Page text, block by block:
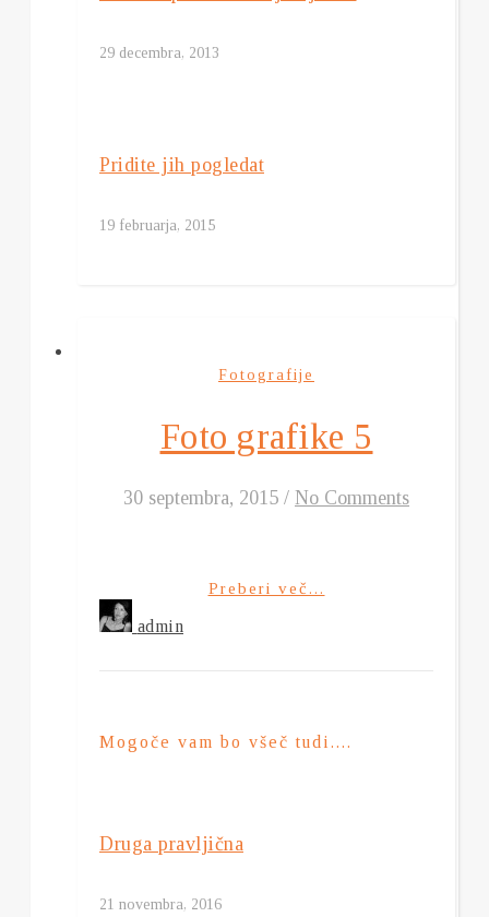
29 decembra, 2013
Pridite jih pogledat
19 februarja, 2015
Fotografije
Foto grafike 5
30 septembra, 2015 / No Comments
Preberi več...
admin
Mogoče vam bo všeč tudi....
Druga pravljična
21 novembra, 2016